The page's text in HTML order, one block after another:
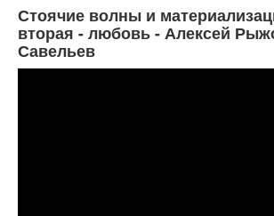
Стоячие волны и
вторая - любовь - Алексей
Савельев